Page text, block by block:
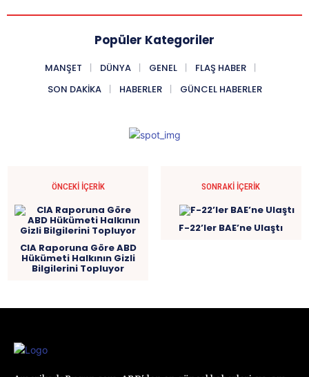
Popüler Kategoriler
MANŞET DÜNYA GENEL
FLAŞ HABER
SON DAKIKA
HABERLER GÜNCEL HABERLER
ÖNCEKI İÇERIK
CIA Raporuna Göre ABD
Hükümeti Halkının Gizli
Bilgilerini Topluyor
SONRAKI İÇERIK
F-22’ler BAE’ne Ulaştı